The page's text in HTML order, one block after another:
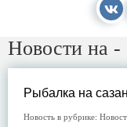
Новости на -
Рыбалка на
Новость в рубрике: